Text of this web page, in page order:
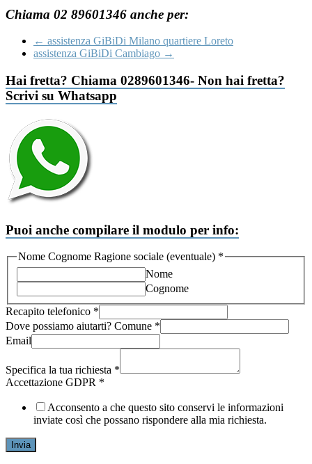
Chiama 02 89601346 anche per:
← assistenza GiBiDi Milano quartiere Loreto
assistenza GiBiDi Cambiago →
Hai fretta? Chiama 0289601346- Non hai fretta?
Scrivi su Whatsapp
Puoi anche compilare il modulo per info:
Nome Cognome Ragione sociale (eventuale) *
Nome
Cognome
Recapito telefonico *
Dove possiamo aiutarti? Comune *
Email
Comune
Accettazione
Specifica la tua richiesta *
Accettazione GDPR *
Acconsento a che questo sito conservi le informazioni
inviate così che possano rispondere alla mia richiesta.
Invia